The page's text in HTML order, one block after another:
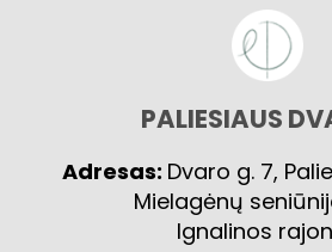
PALIESIAUS
Adresas: Dvaro g. 7,
Mielagėnų
Ignalinos